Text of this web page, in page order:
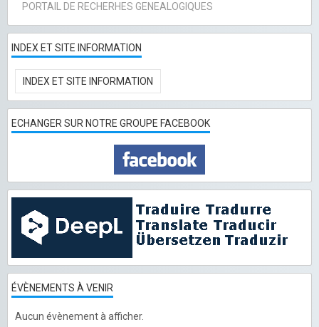
PORTAIL DE RECHERHES GENEALOGIQUES
INDEX ET SITE INFORMATION
INDEX ET SITE INFORMATION
ECHANGER SUR NOTRE GROUPE FACEBOOK
ÉVÈNEMENTS À VENIR
Aucun évènement à afficher.